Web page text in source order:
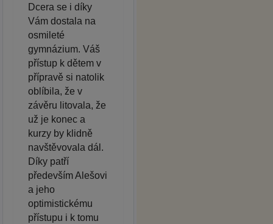
Dcera se i díky
Vám dostala na
osmileté
gymnázium. Váš
přístup k dětem v
přípravě si natolik
oblíbila, že v
závěru litovala, že
už je konec a
kurzy by klidně
navštěvovala dál.
Díky patří
především Alešovi
a jeho
optimistickému
přístupu i k tomu